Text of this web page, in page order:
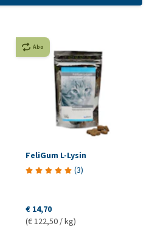
Abo
FeliGum L-Lysin
(3)
€ 14,70
(€ 122,50 / kg)